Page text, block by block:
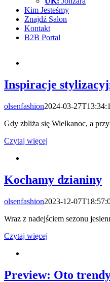
Kim Jesteśmy
Znajdź Salon
Kontakt
B2B Portal
Inspiracje
olsenfashion2024-03-
Gdy zbliża się Wielkanoc, a
Czytaj więcej
Kochamy dzianiny
olsenfashion2023-12-
Wraz z nadejściem sezonu
Czytaj więcej
Preview: Oto